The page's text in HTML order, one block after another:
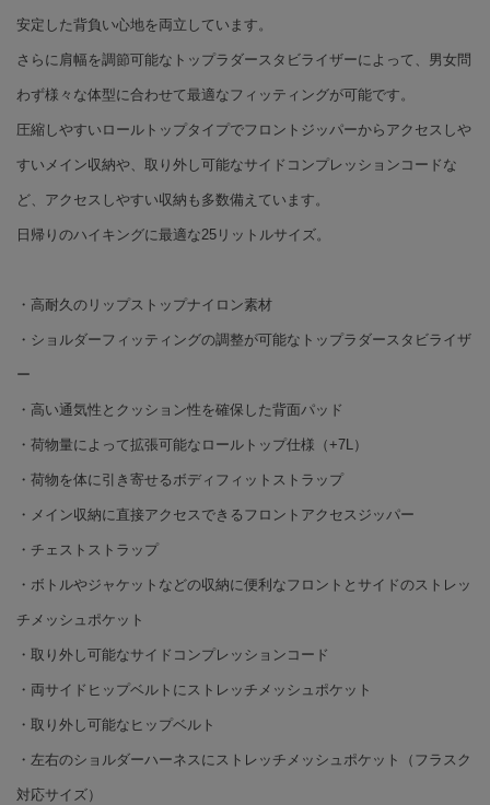
安定した背負い心地を両立しています。
さらに肩幅を調節可能なトップラダースタビライザーによって、男女問
わず様々な体型に合わせて最適なフィッティングが可能です。
圧縮しやすいロールトップタイプでフロントジッパーからアクセスしや
すいメイン収納や、取り外し可能なサイドコンプレッションコードな
ど、アクセスしやすい収納も多数備えています。
日帰りのハイキングに最適な25リットルサイズ。
・高耐久のリップストップナイロン素材
・ショルダーフィッティングの調整が可能なトップラダースタビライザ
ー
・高い通気性とクッション性を確保した背面パッド
・荷物量によって拡張可能なロールトップ仕様（+7L）
・荷物を体に引き寄せるボディフィットストラップ
・メイン収納に直接アクセスできるフロントアクセスジッパー
・チェストストラップ
・ボトルやジャケットなどの収納に便利なフロントとサイドのストレッ
チメッシュポケット
・取り外し可能なサイドコンプレッションコード
・両サイドヒップベルトにストレッチメッシュポケット
・取り外し可能なヒップベルト
・左右のショルダーハーネスにストレッチメッシュポケット（フラスク
対応サイズ）